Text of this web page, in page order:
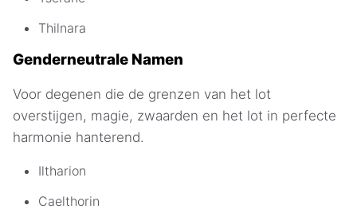
Thilnara
Genderneutrale Namen
Voor degenen die de grenzen van het lot
overstijgen, magie, zwaarden en het lot in perfecte
harmonie hanterend.
Iltharion
Caelthorin